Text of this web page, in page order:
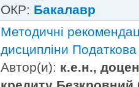
ОКР: Бакалавр
Методичні
дисципліни
Автор(и): к.е.н.,